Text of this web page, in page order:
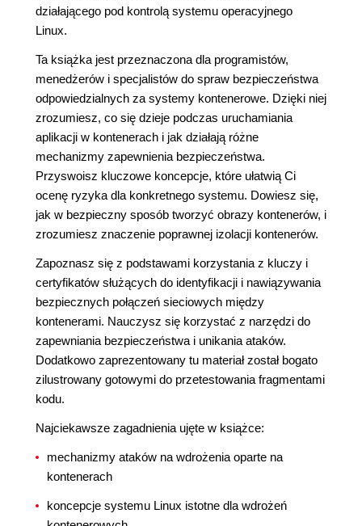
działającego pod kontrolą systemu operacyjnego
Linux.
Ta książka jest przeznaczona dla programistów,
menedżerów i specjalistów do spraw bezpieczeństwa
odpowiedzialnych za systemy kontenerowe. Dzięki niej
zrozumiesz, co się dzieje podczas uruchamiania
aplikacji w kontenerach i jak działają różne
mechanizmy zapewnienia bezpieczeństwa.
Przyswoisz kluczowe koncepcje, które ułatwią Ci
ocenę ryzyka dla konkretnego systemu. Dowiesz się,
jak w bezpieczny sposób tworzyć obrazy kontenerów, i
zrozumiesz znaczenie poprawnej izolacji kontenerów.
Zapoznasz się z podstawami korzystania z kluczy i
certyfikatów służących do identyfikacji i nawiązywania
bezpiecznych połączeń sieciowych między
kontenerami. Nauczysz się korzystać z narzędzi do
zapewniania bezpieczeństwa i unikania ataków.
Dodatkowo zaprezentowany tu materiał został bogato
zilustrowany gotowymi do przetestowania fragmentami
kodu.
Najciekawsze zagadnienia ujęte w książce:
mechanizmy ataków na wdrożenia oparte na
kontenerach
koncepcje systemu Linux istotne dla wdrożeń